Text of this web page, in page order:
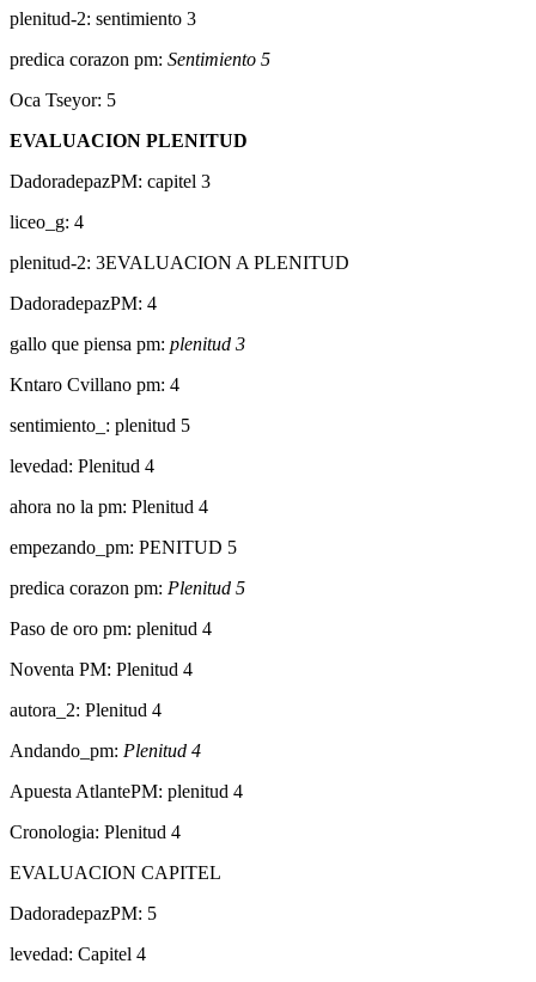
plenitud-2: sentimiento 3
predica corazon pm: Sentimiento 5
Oca Tseyor: 5
EVALUACION PLENITUD
DadoradepazPM: capitel 3
liceo_g: 4
plenitud-2: 3EVALUACION A PLENITUD
DadoradepazPM: 4
gallo que piensa pm: plenitud 3
Kntaro Cvillano pm: 4
sentimiento_: plenitud 5
levedad: Plenitud 4
ahora no la pm: Plenitud 4
empezando_pm: PENITUD 5
predica corazon pm: Plenitud 5
Paso de oro pm: plenitud 4
Noventa PM: Plenitud 4
autora_2: Plenitud 4
Andando_pm: Plenitud 4
Apuesta AtlantePM: plenitud 4
Cronologia: Plenitud 4
EVALUACION CAPITEL
DadoradepazPM: 5
levedad: Capitel 4